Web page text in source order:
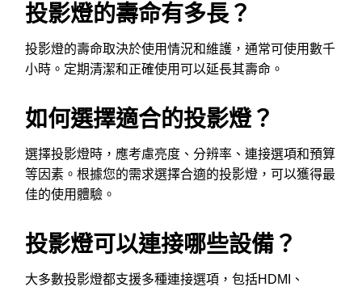
投影燈的壽命有多長？
投影燈的壽命取決於使用情況和維護，通常可使用數千
小時。定期清潔和正確使用可以延長其壽命。
如何選擇適合的投影燈？
選擇投影燈時，應考慮亮度、分辨率、連接選項和預算
等因素。根據您的需求選擇合適的投影燈，可以獲得最
佳的使用體驗。
投影燈可以連接哪些設備？
大多數投影燈都支援多種連接選項，包括HDMI、